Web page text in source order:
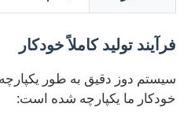
لوازم جانبی دستگاه
فرآیند تولید کاملاً خودکار
سیستم دوز دقیق به طور یکپارچه
خودکار ما یکپارچه شده است: